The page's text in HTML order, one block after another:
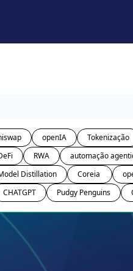
openIA Tokenização
RWA automação
Distillation
CHATGPT Pudgy Penguins